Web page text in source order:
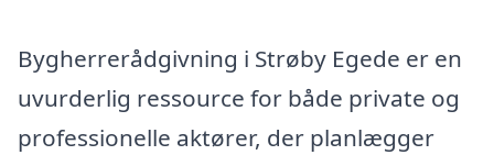
Bygherrerådgivning i Strøby Egede er en
uvurderlig ressource for både private og
professionelle aktører, der planlægger